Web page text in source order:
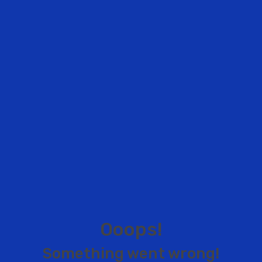
Ooops!
Something went wrong!